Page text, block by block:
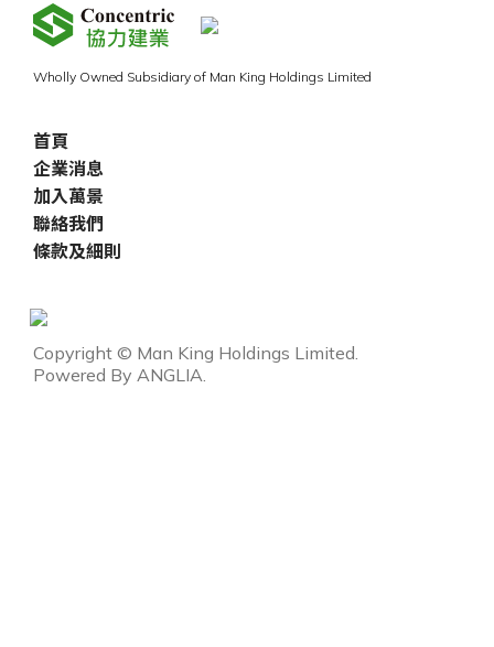
Wholly Owned Subsidiary of Man King Holdings Limited
首頁
企業消息
加入萬景
聯絡我們
條款及細則
Copyright © Man King Holdings Limited.
Powered By ANGLIA